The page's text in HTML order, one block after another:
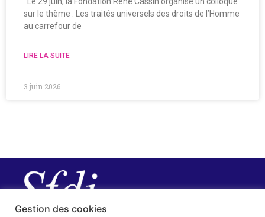
sur le thème : Les traités universels des droits de l’Homme
au carrefour de
LIRE LA SUITE
3 juin 2026
Gestion des cookies